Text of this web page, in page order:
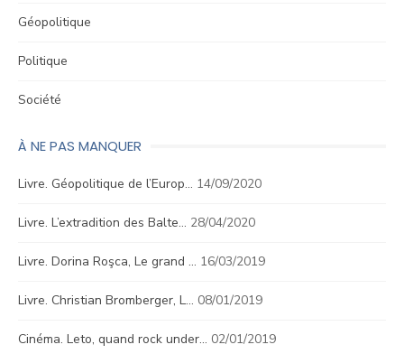
Géopolitique
Politique
Société
À NE PAS MANQUER
Livre. Géopolitique de l’Europ… 14/09/2020
Livre. L’extradition des Balte… 28/04/2020
Livre. Dorina Roşca, Le grand … 16/03/2019
Livre. Christian Bromberger, L… 08/01/2019
Cinéma. Leto, quand rock under… 02/01/2019